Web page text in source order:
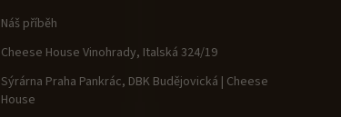
Náš příběh
Cheese House Vinohrady, Italská 324/19
Sýrárna Praha Pankrác, DBK Budějovická | Cheese
House